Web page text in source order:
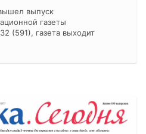
выпуск
газеты
(591), газета выходит